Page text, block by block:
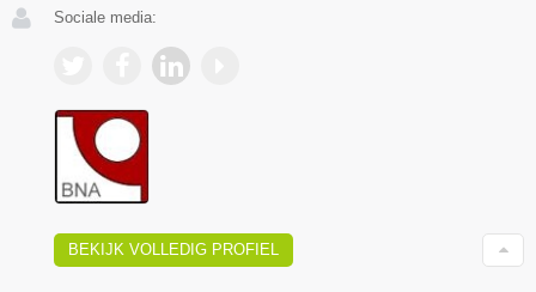
Sociale media:
BEKIJK VOLLEDIG PROFIEL